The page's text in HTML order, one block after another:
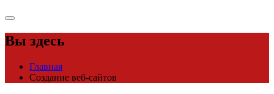
Вы здесь
Главная
Создание веб-сайтов